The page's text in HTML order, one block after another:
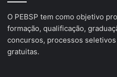
O PEBSP tem como objetivo
formação, qualificação,
concursos, processos
gratuitas.